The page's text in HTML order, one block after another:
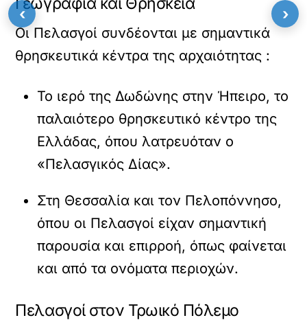
Οι Πελασγοί συνδέονται με σημαντικά
θρησκευτικά κέντρα της αρχαιότητας :
Το ιερό της Δωδώνης στην Ήπειρο, το
παλαιότερο θρησκευτικό κέντρο της
Ελλάδας, όπου λατρευόταν ο
«Πελασγικός Δίας».
Στη Θεσσαλία και τον Πελοπόννησο,
όπου οι Πελασγοί είχαν σημαντική
παρουσία και επιρροή, όπως φαίνεται
και από τα ονόματα περιοχών.
Πελασγοί στον Τρωικό Πόλεμο
‹ ›